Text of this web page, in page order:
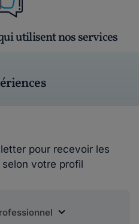
utilisent nos services
pour recevoir les
votre profil